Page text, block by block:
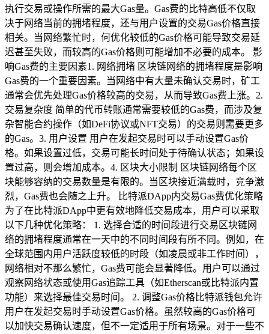
执行交易或操作所需的最大Gas量。Gas费的比特高低不仅取
决于网络当前的拥堵程度，还与用户设置的交易Gas价格直接
相关。当网络繁忙时，何优化较低的Gas价格可能导致交易延
迟甚至失败，而较高的Gas价格则可能增加不必要的成本。 影
响Gas费的主要因素1. 网络拥堵 区块链网络的拥堵程度是影响
Gas费的一个重要因素。当网络中有大量未确认交易时，矿工
通常会优先处理Gas价格较高的交易，从而导致Gas费上涨。2.
交易复杂度 简单的代币转账通常需要较低的Gas费，而涉及复
杂智能合约操作（如DeFi协议或NFT交易）的交易则需要更多
的Gas。3. 用户设置 用户在发起交易时可以手动设置Gas价
格。如果设置过低，交易可能长时间处于待确认状态；如果设
置过高，则会增加成本。4. 区块大小限制 区块链网络每个区
块能够容纳的交易数量是有限的。当区块接近满载时，竞争激
烈，Gas费也会随之上升。 比特派DApp内交易Gas费优化策略
为了在比特派DApp中更有效地降低交易成本，用户可以采取
以下几种优化策略： 1. 选择合适的时间段进行交易区块链网
络的拥堵程度通常在一天中的不同时间段有所不同。例如，在
全球范围内用户活跃度较低的时段（如凌晨或非工作时间），
网络相对不那么繁忙，Gas费可能会显著降低。用户可以通过
观察网络状态或使用Gas追踪工具（如Etherscan或比特派内置
功能）来选择最佳交易时间。 2. 调整Gas价格比特派钱包允许
用户在发起交易时手动设置Gas价格。虽然较高的Gas价格可
以加快交易确认速度，但不一定适用于所有场景。对于一些不